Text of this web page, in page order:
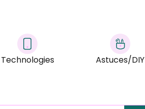
Technologies Astuces/DIY